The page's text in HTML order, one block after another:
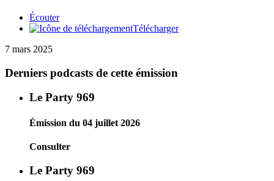
Écouter
Télécharger
7 mars 2025
Derniers podcasts de cette émission
Le Party 969
Émission du 04 juillet 2026
Consulter
Le Party 969